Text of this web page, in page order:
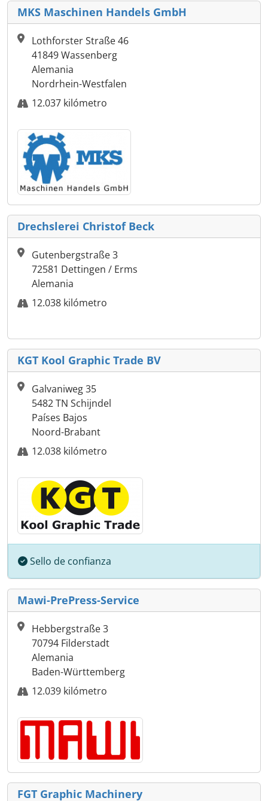
MKS Maschinen Handels GmbH
Lothforster Straße 46
41849 Wassenberg
Alemania
Nordrhein-Westfalen
12.037 kilómetro
Drechslerei Christof Beck
Gutenbergstraße 3
72581 Dettingen / Erms
Alemania
12.038 kilómetro
KGT Kool Graphic Trade BV
Galvaniweg 35
5482 TN Schijndel
Países Bajos
Noord-Brabant
12.038 kilómetro
Sello de confianza
Mawi-PrePress-Service
Hebbergstraße 3
70794 Filderstadt
Alemania
Baden-Württemberg
12.039 kilómetro
FGT Graphic Machinery